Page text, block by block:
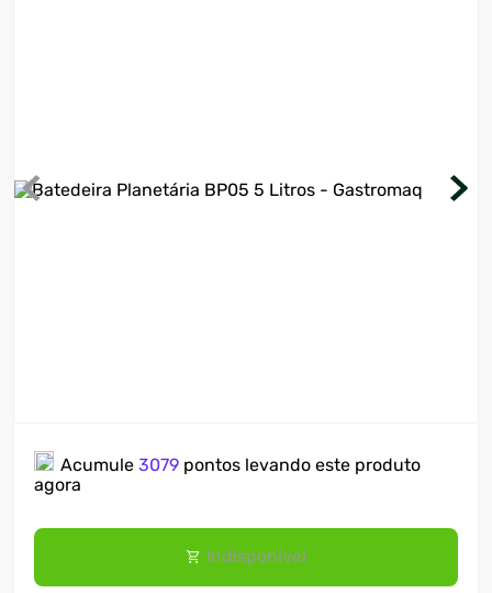
Acumule 3079 pontos levando este produto
agora
Indisponível